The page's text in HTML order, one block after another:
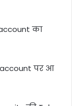
का
पर आ